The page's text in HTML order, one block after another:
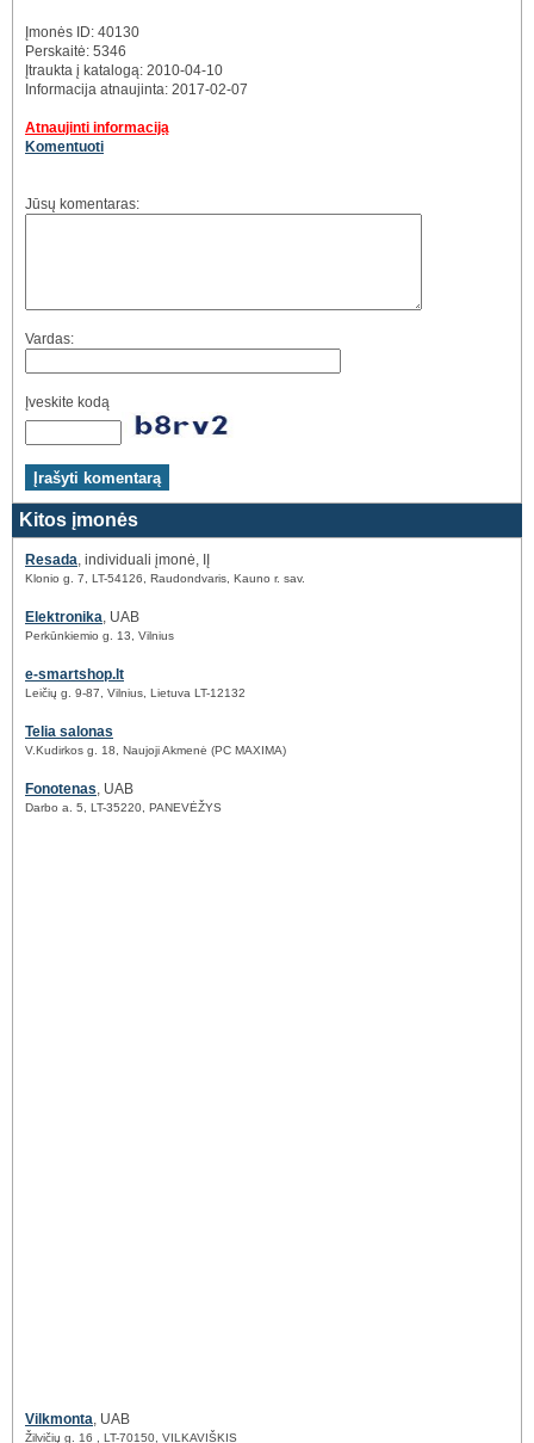
Įmonės ID: 40130
Perskaitė: 5346
Įtraukta į katalogą: 2010-04-10
Informacija atnaujinta: 2017-02-07
Atnaujinti informaciją
Komentuoti
Jūsų komentaras:
Vardas:
Įveskite kodą
Kitos įmonės
Resada, individuali įmonė, IĮ
Klonio g. 7, LT-54126, Raudondvaris, Kauno r. sav.
Elektronika, UAB
Perkūnkiemio g. 13, Vilnius
e-smartshop.lt
Leičių g. 9-87, Vilnius, Lietuva LT-12132
Telia salonas
V.Kudirkos g. 18, Naujoji Akmenė (PC MAXIMA)
Fonotenas, UAB
Darbo a. 5, LT-35220, PANEVĖŽYS
Vilkmonta, UAB
Žilvičių g. 16 , LT-70150, VILKAVIŠKIS